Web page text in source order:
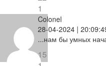
1
Colonel
28-04-2024 |
...нам бы умных
15